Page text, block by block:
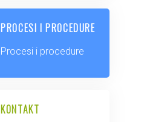
PROCESI I PROCEDURE
Procesi i procedure
KONTAKT